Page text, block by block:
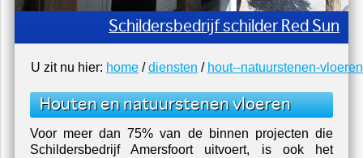
Schildersbedrijf schilder Red Sun
U zit nu hier: home/diensten / hout--natuurstenen-vloeren
Houtenennatuurstenenvloeren
Voor meer dan 75% van de binnen projecten die
Schildersbedrijf Amersfoort uitvoert, is ook het